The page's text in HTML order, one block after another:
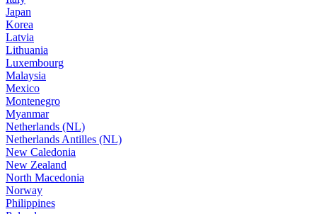
Japan
Korea
Latvia
Lithuania
Luxembourg
Malaysia
Mexico
Montenegro
Myanmar
Netherlands (NL)
Netherlands Antilles (NL)
New Caledonia
New Zealand
North Macedonia
Norway
Philippines